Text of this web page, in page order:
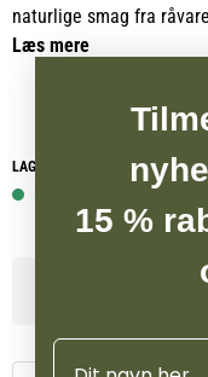
naturlige smag fra
appetitligt måltid uden
Denne variant er ideel
med både øget smag,
måltiderne, hvilket
fremstillet af nøje
forarbejdning. Det
fodertilskud, som
situationer, hvor der
perfekt som
Læs mere
LAGERSTATUS WEBSHOP
8 på lager
15 %
Navn